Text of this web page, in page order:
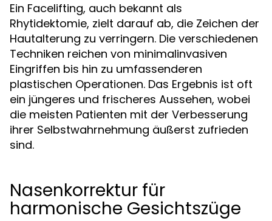
Ein Facelifting, auch bekannt als
Rhytidektomie, zielt darauf ab, die Zeichen der
Hautalterung zu verringern. Die verschiedenen
Techniken reichen von minimalinvasiven
Eingriffen bis hin zu umfassenderen
plastischen Operationen. Das Ergebnis ist oft
ein jüngeres und frischeres Aussehen, wobei
die meisten Patienten mit der Verbesserung
ihrer Selbstwahrnehmung äußerst zufrieden
sind.
Nasenkorrektur für
harmonische Gesichtszüge